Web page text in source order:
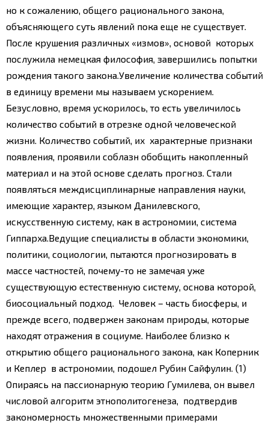
но к сожалению, общего рационального закона,
объясняющего суть явлений пока еще не существует.
После крушения различных «измов», основой которых
послужила немецкая философия, завершились попытки
рождения такого закона.Увеличение количества событий
в единицу времени мы называем ускорением.
Безусловно, время ускорилось, то есть увеличилось
количество событий в отрезке одной человеческой
жизни. Количество событий, их характерные признаки
появления, проявили соблазн обобщить накопленный
материал и на этой основе сделать прогноз. Стали
появляться междисциплинарные направления науки,
имеющие характер, языком Данилевского,
искусственную систему, как в астрономии, система
Гиппарха. Ведущие специалисты в области экономики,
политики, социологии, пытаются прогнозировать в
массе частностей, почему-то не замечая уже
существующую естественную систему, основа которой,
биосоциальный подход. Человек – часть биосферы, и
прежде всего, подвержен законам природы, которые
находят отражения в социуме. Наиболее близко к
открытию общего рационального закона, как Коперник
и Кеплер в астрономии, подошел Рубин Сайфулин. (1)
Опираясь на пассионарную теорию Гумилева, он вывел
числовой алгоритм этнополитогенеза, подтвердив
закономерность множественными примерами